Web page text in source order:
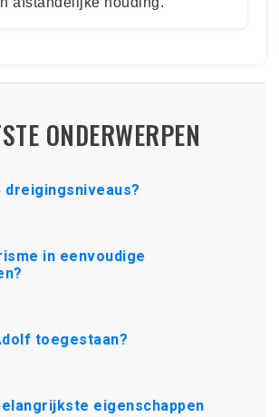
ONDERWERPEN
dreigingsniveaus?
in eenvoudige
toegestaan?
eigenschappen